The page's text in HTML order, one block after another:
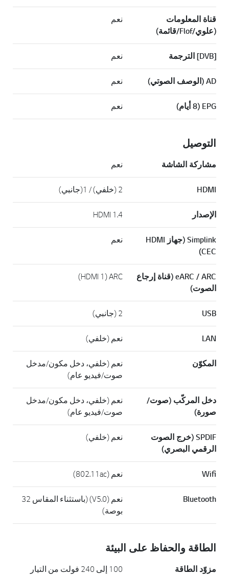
قناة المعلومات
(علوي/Flof/قائمة)
نعم
[DVB] الترجمة نعم
AD (الوصف الصوتي) نعم
EPG‏ (8 أيام) نعم
التوصيل
مشاركة الشاشة نعم
HDMI 2 (خلفي) / 1(جانبي)
الإصدار HDMI 1.4
Simplink (جهاز HDMI
CEC)
نعم
eARC / ARC (قناة إرجاع
الصوت)
ARC ‏(HDMI 1)
USB 2 (جانبي)
LAN نعم (خلفي)
المكوّن
نعم (خلفي، دخل مكون/مدخل
صوت/فيديو عام)
دخل المركّب (صوت/
صورة)
نعم (خلفي، دخل مكون/مدخل
صوت/فيديو عام)
SPDIF (خرج الصوت
الرقمي البصري)
نعم (خلفي)
Wifi نعم (802.11ac)
Bluetooth
نعم (V5.0) (باستثناء المقاس 32
بوصة)
الطاقة والحفاظ على البيئة
مزوّد الطاقة
100 إلى 240 فولت من التيار